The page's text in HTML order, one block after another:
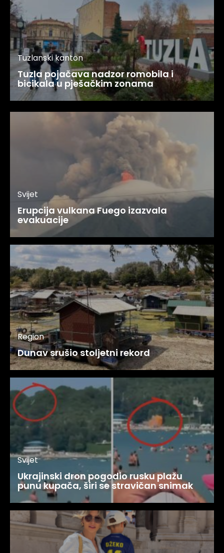
Tuzlanski kanton
Tuzla pojačava nadzor romobila i
bicikala u pješačkim zonama
Svijet
Erupcija vulkana Fuego izazvala
evakuacije
Region
Dunav srušio stoljetni rekord
Svijet
Ukrajinski dron pogodio rusku plažu
punu kupača, širi se stravičan snimak